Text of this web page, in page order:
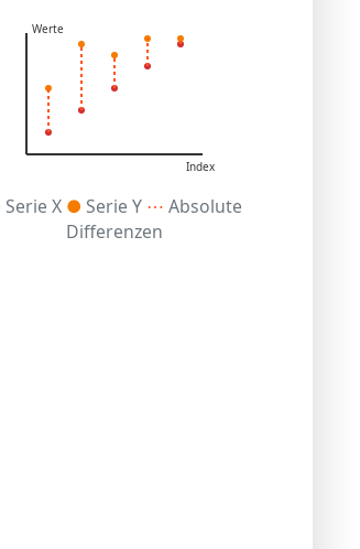
Werte
Index
Serie X ● Serie Y ⋯ Absolute
Differenzen